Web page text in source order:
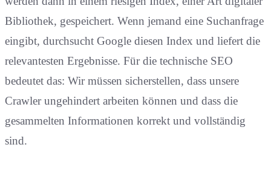
Bibliothek, gespeichert. Wenn jemand eine Suchanfrage
eingibt, durchsucht Google diesen Index und liefert die
relevantesten Ergebnisse. Für die technische SEO
bedeutet das: Wir müssen sicherstellen, dass unsere
Crawler ungehindert arbeiten können und dass die
gesammelten Informationen korrekt und vollständig
sind.